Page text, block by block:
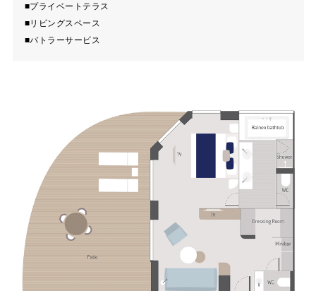
■プライベートテラス
■リビングスペース
■バトラーサービス